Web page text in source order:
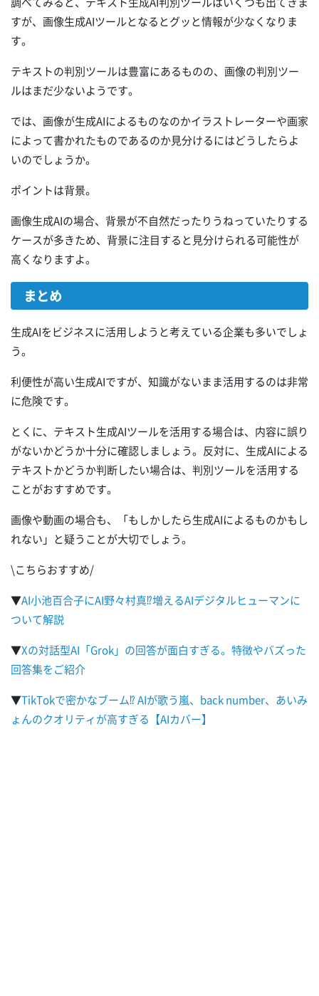
すが、画像生成AIツールとなるとグッと情報が少なくなりま
す。
テキストの判別ツールは豊富にあるものの、画像の判別ツー
ルはまだ少ないようです。
では、画像が生成AIによるものなのかイラストレーターや画家
によって書かれたものであるのか見分けるにはどうしたらよ
いのでしょうか。
ポイントは背景。
画像生成AIの場合、背景が不自然だったりうねっていたりする
ケースが多きため、背景に注目すると見分けられる可能性が
高くなりますよ。
まとめ
生成AIをビジネスに活用しようと考えている企業も多いでしょ
う。
利便性が高い生成AIですが、知識がないまま活用するのは非常
に危険です。
とくに、テキスト生成AIツールを活用する場合は、内容に誤り
がないかどうか十分に確認しましょう。反対に、生成AIによる
テキストかどうか判断したい場合は、判別ツールを活用する
ことがおすすめです。
画像や動画の場合も、「もしかしたら生成AIによるものかもし
れない」と疑うことが大切でしょう。
\こちらおすすめ/
▼AI小池百合子にAI野々村真⁉増えるAIデジタルヒューマンに
ついて解説
▼Xの対話型AI「Grok」の回答が面白すぎる。特徴やバズった
回答集をご紹介
▼TikTokで密かなブーム⁉ AIが歌う嵐、back number、あいみ
ょんのクオリティが高すぎる【AIカバー】